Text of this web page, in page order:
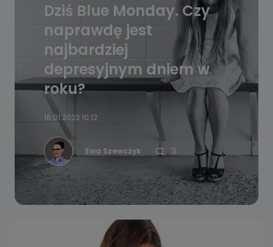
Dziś Blue Monday. Czy
naprawdę jest
najbardziej
depresyjnym dniem w
roku?
16.01.2023 10:12
Ewa Szewczyk 3